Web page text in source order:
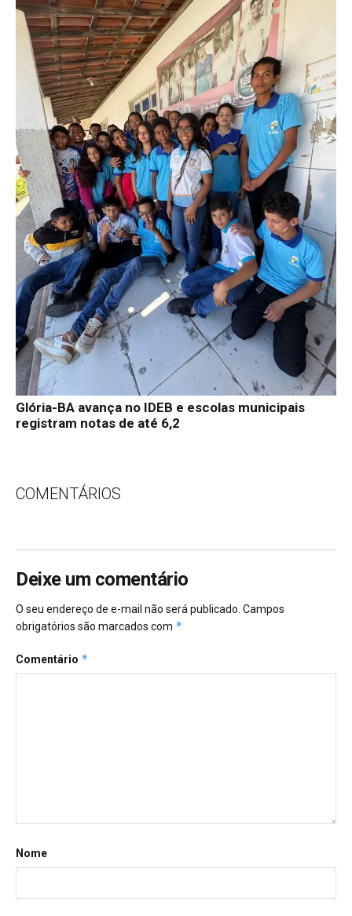
Glória-BA avança no IDEB e escolas municipais
registram notas de até 6,2
COMENTÁRIOS
Deixe um comentário
O seu endereço de e-mail não será publicado. Campos
obrigatórios são marcados com *
Comentário *
Nome